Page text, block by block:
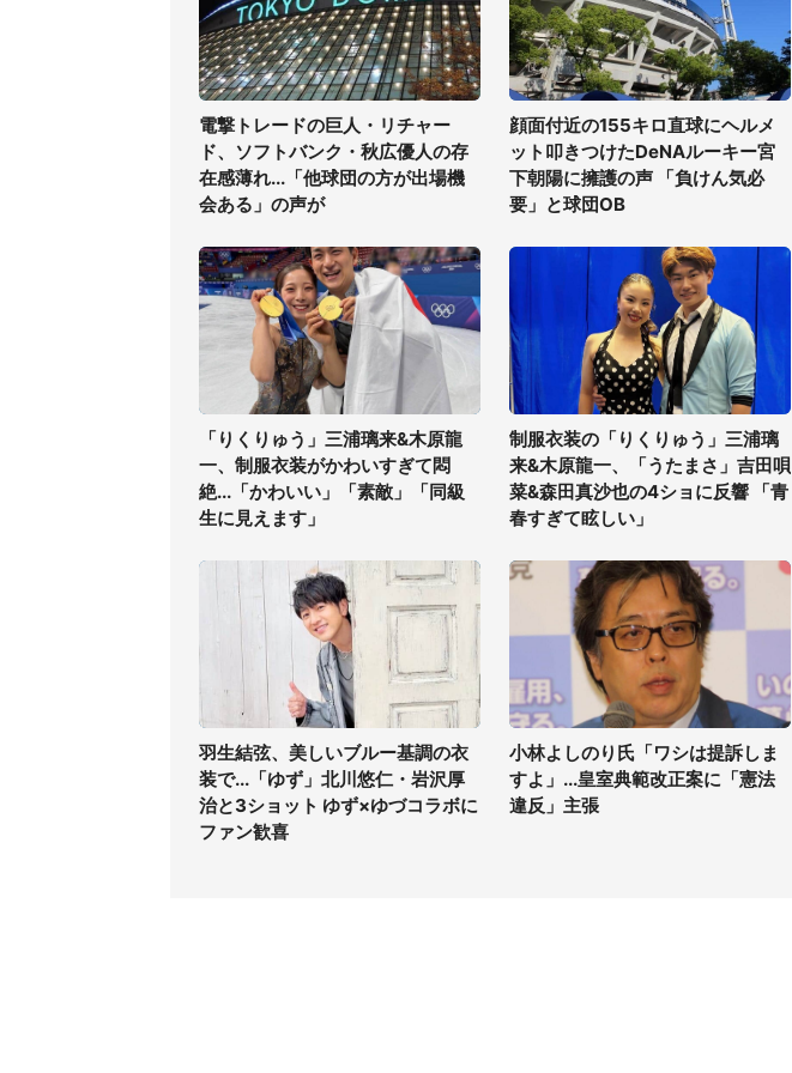
電撃トレードの巨人・リチャー
ド、ソフトバンク・秋広優人の存
在感薄れ...「他球団の方が出場機
会ある」の声が
顔面付近の155キロ直球にヘルメ
ット叩きつけたDeNAルーキー宮
下朝陽に擁護の声 「負けん気必
要」と球団OB
「りくりゅう」三浦璃来&木原龍
一、制服衣装がかわいすぎて悶
絶...「かわいい」「素敵」「同級
生に見えます」
制服衣装の「りくりゅう」三浦璃
来&木原龍一、「うたまさ」吉田唄
菜&森田真沙也の4ショに反響 「青
春すぎて眩しい」
羽生結弦、美しいブルー基調の衣
装で...「ゆず」北川悠仁・岩沢厚
治と3ショット ゆず×ゆづコラボに
ファン歓喜
小林よしのり氏「ワシは提訴しま
すよ」...皇室典範改正案に「憲法
違反」主張